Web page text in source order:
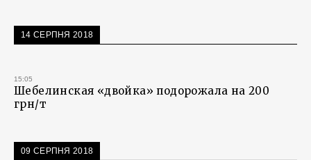
14 СЕРПНЯ 2018
15:05
Шебелинская «двойка» подорожала на 200
грн/т
09 СЕРПНЯ 2018